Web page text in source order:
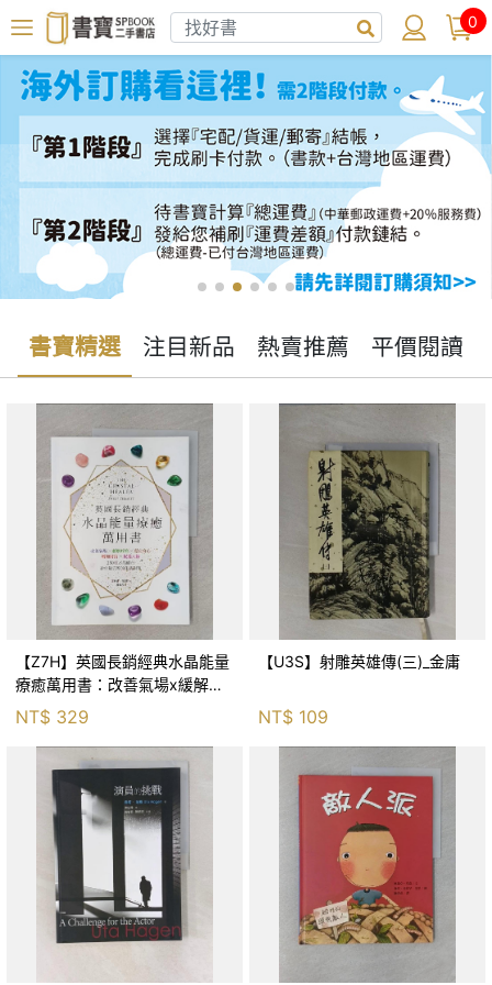
0
書寶精選 注目新品 熱賣推薦 平價閱讀
【Z7H】英國長銷經典水晶能量
療癒萬用書：改善氣場x緩解疼
痛x穩定身心x增加財富x促進人
緣，250種水晶礦石給你最完整
的生活對策_菲利
NT$ 329
【U3S】射雕英雄傳(三)_金庸
NT$ 109